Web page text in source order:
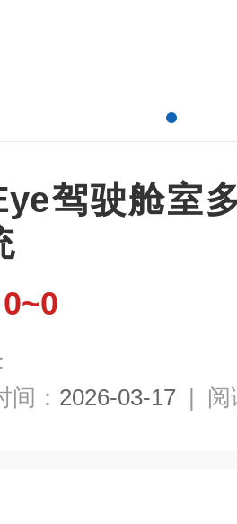
驾驶舱室
0~0
间： 2026-03-17 | 阅